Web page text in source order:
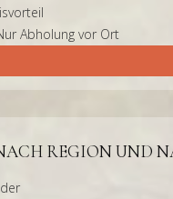
Abholung vor Ort
REGION UND